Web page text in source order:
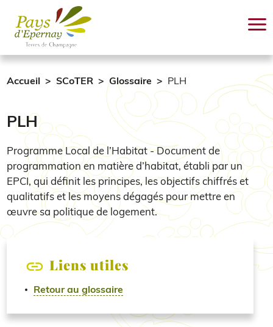
Accueil SCoTER Glossaire PLH
PLH
Programme Local de l’Habitat - Document de
programmation en matière d’habitat, établi par un
EPCI, qui définit les principes, les objectifs chiffrés et
qualitatifs et les moyens dégagés pour mettre en
œuvre sa politique de logement.
Liens utiles
Retour au glossaire